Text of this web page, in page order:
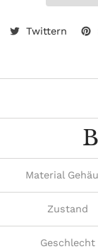
Auf
Facebook
Twittern Auf
Material
Zustand
Geschlecht